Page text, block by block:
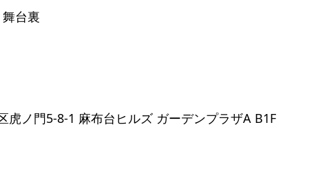
台裏
虎ノ門5-8-1 麻布台ヒルズ ガーデンプラザA B1F